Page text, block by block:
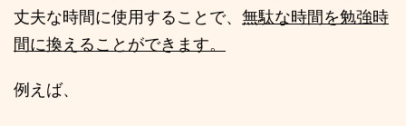
丈夫な時間に使用することで、 無駄な時間を勉強時
間に換えることができます。
例えば、